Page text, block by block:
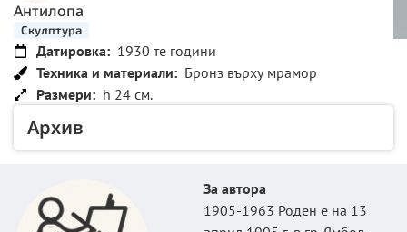
Антилопа
Скулптура
Датировка: 1930 те години
Техника и материали: Бронз върху мрамор
Размери: h 24 см.
Архив
За автора
1905-1963 Роден е на 13